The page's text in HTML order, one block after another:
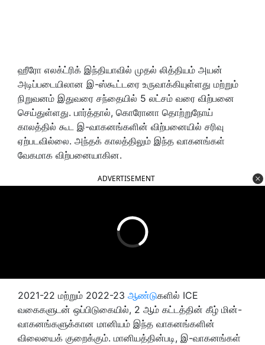
ஹீரோ எலக்ட்ரிக் இந்தியாவில் முதல் லித்தியம் அயன்
அடிப்படையிலான இ-ஸ்கூட்டரை உருவாக்கியுள்ளது மற்றும்
நிறுவனம் இதுவரை சந்தையில் 5 லட்சம் வரை விற்பனை
செய்துள்ளது. பார்த்தால், கொரோனா தொற்றுநோய்
காலத்தில் கூட இ-வாகனங்களின் விற்பனையில் சரிவு
ஏற்படவில்லை. அந்தக் காலத்திலும் இந்த வாகனங்கள்
வேகமாக விற்பனையாகின.
ADVERTISEMENT
2021-22 மற்றும் 2022-23 ஆண்டுகளில் ICE
வகைகளுடன் ஒப்பிடுகையில், 2 ஆம் கட்டத்தின் கீழ் மின்-
வாகனங்களுக்கான மானியம் இந்த வாகனங்களின்
விலையைக் குறைக்கும். மானியத்தின்படி, இ-வாகனங்கள்